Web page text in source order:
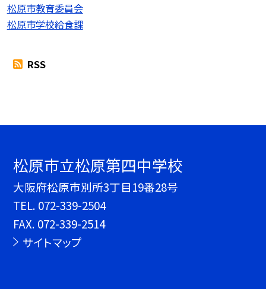
松原市教育委員会
松原市学校給食課
RSS
松原市立松原第四中学校
大阪府松原市別所3丁目19番28号
TEL. 072-339-2504
FAX. 072-339-2514
サイトマップ